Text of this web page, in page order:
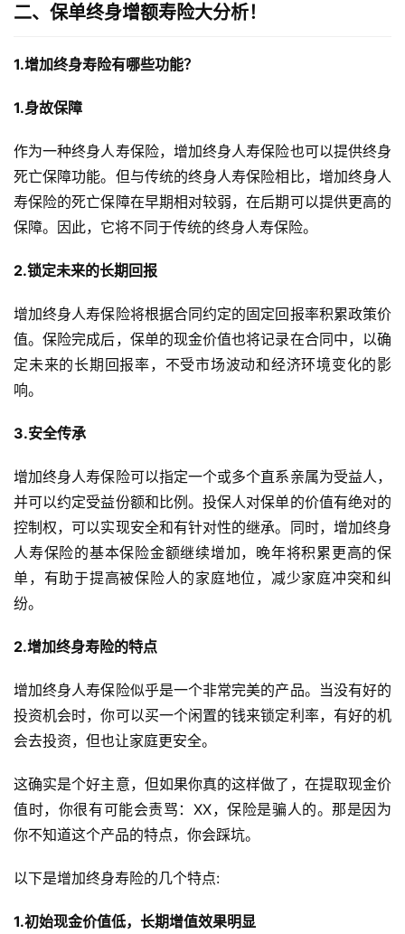
二、保单终身增额寿险大分析！
1.增加终身寿险有哪些功能？
1.身故保障
作为一种终身人寿保险，增加终身人寿保险也可以提供终身
死亡保障功能。但与传统的终身人寿保险相比，增加终身人
寿保险的死亡保障在早期相对较弱，在后期可以提供更高的
保障。因此，它将不同于传统的终身人寿保险。
2.锁定未来的长期回报
增加终身人寿保险将根据合同约定的固定回报率积累政策价
值。保险完成后，保单的现金价值也将记录在合同中，以确
定未来的长期回报率，不受市场波动和经济环境变化的影
响。
3.安全传承
增加终身人寿保险可以指定一个或多个直系亲属为受益人，
并可以约定受益份额和比例。投保人对保单的价值有绝对的
控制权，可以实现安全和有针对性的继承。同时，增加终身
人寿保险的基本保险金额继续增加，晚年将积累更高的保
单，有助于提高被保险人的家庭地位，减少家庭冲突和纠
纷。
2.增加终身寿险的特点
增加终身人寿保险似乎是一个非常完美的产品。当没有好的
投资机会时，你可以买一个闲置的钱来锁定利率，有好的机
会去投资，但也让家庭更安全。
这确实是个好主意，但如果你真的这样做了，在提取现金价
值时，你很有可能会责骂：XX，保险是骗人的。那是因为
你不知道这个产品的特点，你会踩坑。
以下是增加终身寿险的几个特点:
1.初始现金价值低，长期增值效果明显